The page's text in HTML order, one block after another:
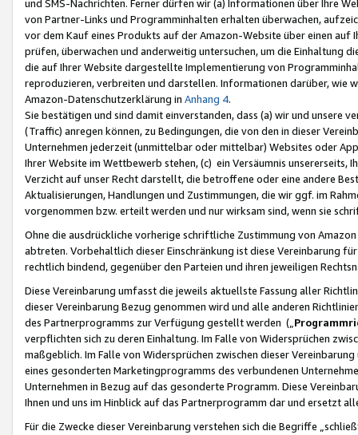
und SMS-Nachrichten. Ferner dürfen wir (a) Informationen über Ihre
von Partner-Links und Programminhalten erhalten überwachen,
vor dem Kauf eines Produkts auf der Amazon-Website über einen
prüfen, überwachen und anderweitig untersuchen, um die Einhaltung
die auf Ihrer Website dargestellte Implementierung von
reproduzieren, verbreiten und darstellen. Informationen darüber, wie
Amazon-Datenschutzerklärung in Anhang 4.
Sie bestätigen und sind damit einverstanden, dass (a) wir und
(Traffic) anregen können, zu Bedingungen, die von den in dieser
Unternehmen jederzeit (unmittelbar oder mittelbar) Websites oder
Ihrer Website im Wettbewerb stehen, (c) ein Versäumnis unsererseits,
Verzicht auf unser Recht darstellt, die betroffene oder eine andere
Aktualisierungen, Handlungen und Zustimmungen, die wir ggf. im
vorgenommen bzw. erteilt werden und nur wirksam sind, wenn sie
Ohne die ausdrückliche vorherige schriftliche Zustimmung von
abtreten. Vorbehaltlich dieser Einschränkung ist diese Vereinbarung
rechtlich bindend, gegenüber den Parteien und ihren jeweiligen
Diese Vereinbarung umfasst die jeweils aktuellste Fassung aller
dieser Vereinbarung Bezug genommen wird und alle anderen
des Partnerprogramms zur Verfügung gestellt werden („
verpflichten sich zu deren Einhaltung. Im Falle von Widersprüchen
maßgeblich. Im Falle von Widersprüchen zwischen dieser
eines gesonderten Marketingprogramms des verbundenen
Unternehmen in Bezug auf das gesonderte Programm. Diese
Ihnen und uns im Hinblick auf das Partnerprogramm dar und ersetzt
Für die Zwecke dieser Vereinbarung verstehen sich die Begriffe